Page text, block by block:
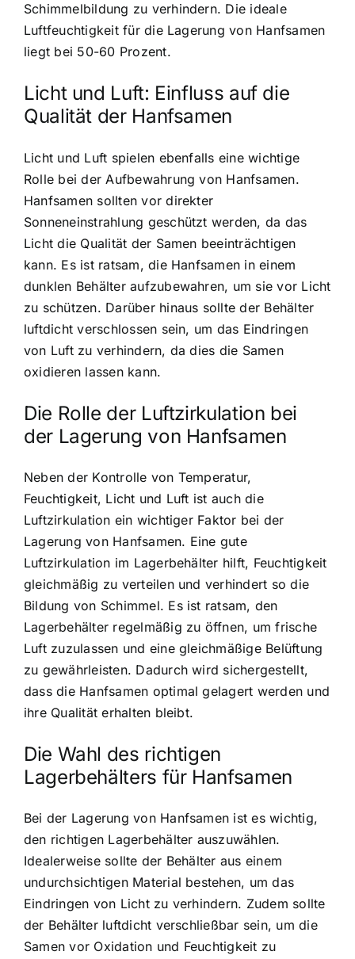
Schimmelbildung zu verhindern. Die ideale
Luftfeuchtigkeit für die Lagerung von Hanfsamen
liegt bei 50-60 Prozent.
Licht und Luft: Einfluss auf die
Qualität der Hanfsamen
Licht und Luft spielen ebenfalls eine wichtige
Rolle bei der Aufbewahrung von Hanfsamen.
Hanfsamen sollten vor direkter
Sonneneinstrahlung geschützt werden, da das
Licht die Qualität der Samen beeinträchtigen
kann. Es ist ratsam, die Hanfsamen in einem
dunklen Behälter aufzubewahren, um sie vor Licht
zu schützen. Darüber hinaus sollte der Behälter
luftdicht verschlossen sein, um das Eindringen
von Luft zu verhindern, da dies die Samen
oxidieren lassen kann.
Die Rolle der Luftzirkulation bei
der Lagerung von Hanfsamen
Neben der Kontrolle von Temperatur,
Feuchtigkeit, Licht und Luft ist auch die
Luftzirkulation ein wichtiger Faktor bei der
Lagerung von Hanfsamen. Eine gute
Luftzirkulation im Lagerbehälter hilft, Feuchtigkeit
gleichmäßig zu verteilen und verhindert so die
Bildung von Schimmel. Es ist ratsam, den
Lagerbehälter regelmäßig zu öffnen, um frische
Luft zuzulassen und eine gleichmäßige Belüftung
zu gewährleisten. Dadurch wird sichergestellt,
dass die Hanfsamen optimal gelagert werden und
ihre Qualität erhalten bleibt.
Die Wahl des richtigen
Lagerbehälters für Hanfsamen
Bei der Lagerung von Hanfsamen ist es wichtig,
den richtigen Lagerbehälter auszuwählen.
Idealerweise sollte der Behälter aus einem
undurchsichtigen Material bestehen, um das
Eindringen von Licht zu verhindern. Zudem sollte
der Behälter luftdicht verschließbar sein, um die
Samen vor Oxidation und Feuchtigkeit zu